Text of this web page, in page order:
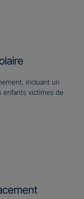
incluant un
enfants victimes de